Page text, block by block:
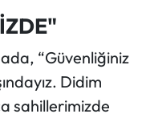
“Güvenliğiniz
Didim
sahillerimizde